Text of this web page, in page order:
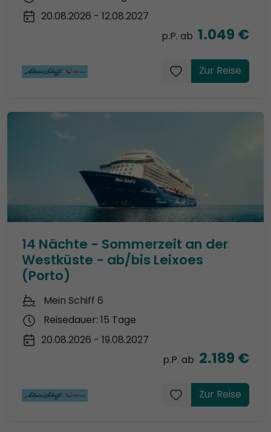
20.08.2026 - 12.08.2027
p.P. ab 1.049 €
Zur Reise
14 Nächte - Sommerzeit an der
Westküste - ab/bis Leixoes
(Porto)
Mein Schiff 6
Reisedauer: 15 Tage
20.08.2026 - 19.08.2027
p.P. ab 2.189 €
Zur Reise